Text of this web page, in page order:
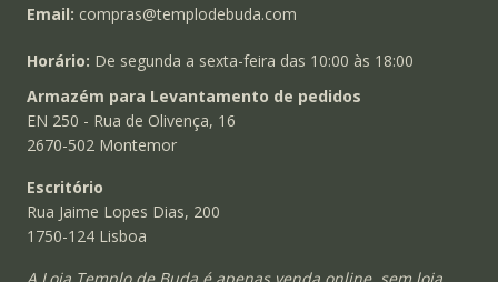
Email: compras@templodebuda.com
Horário: De segunda a sexta-feira das 10:00 às 18:00
Armazém para Levantamento de pedidos
EN 250 - Rua de Olivença, 16
2670-502 Montemor
Escritório
Rua Jaime Lopes Dias, 200
1750-124 Lisboa